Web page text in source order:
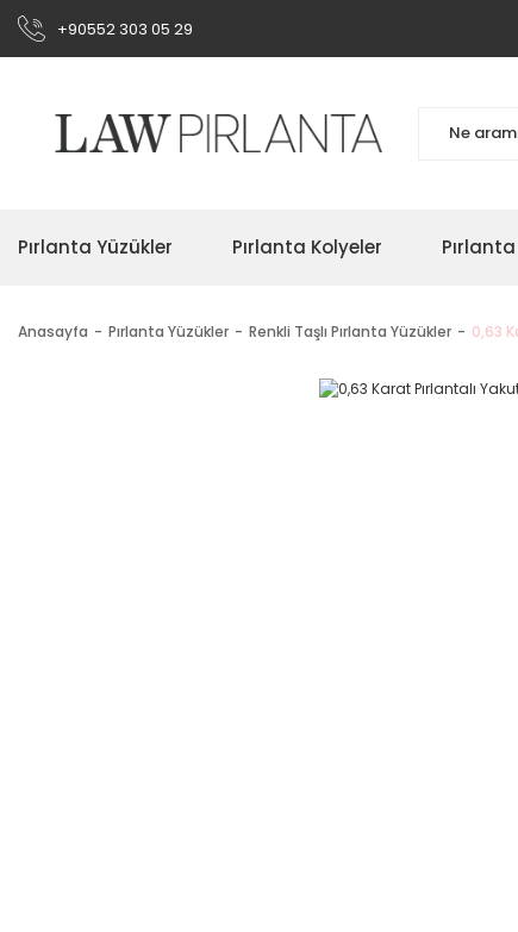
+90552 303 05 29
Pırlanta Yüzükler Pırlanta Kolyeler
Anasayfa Pırlanta Yüzükler Renkli Taşlı Pırlanta Yüzükler 0,63